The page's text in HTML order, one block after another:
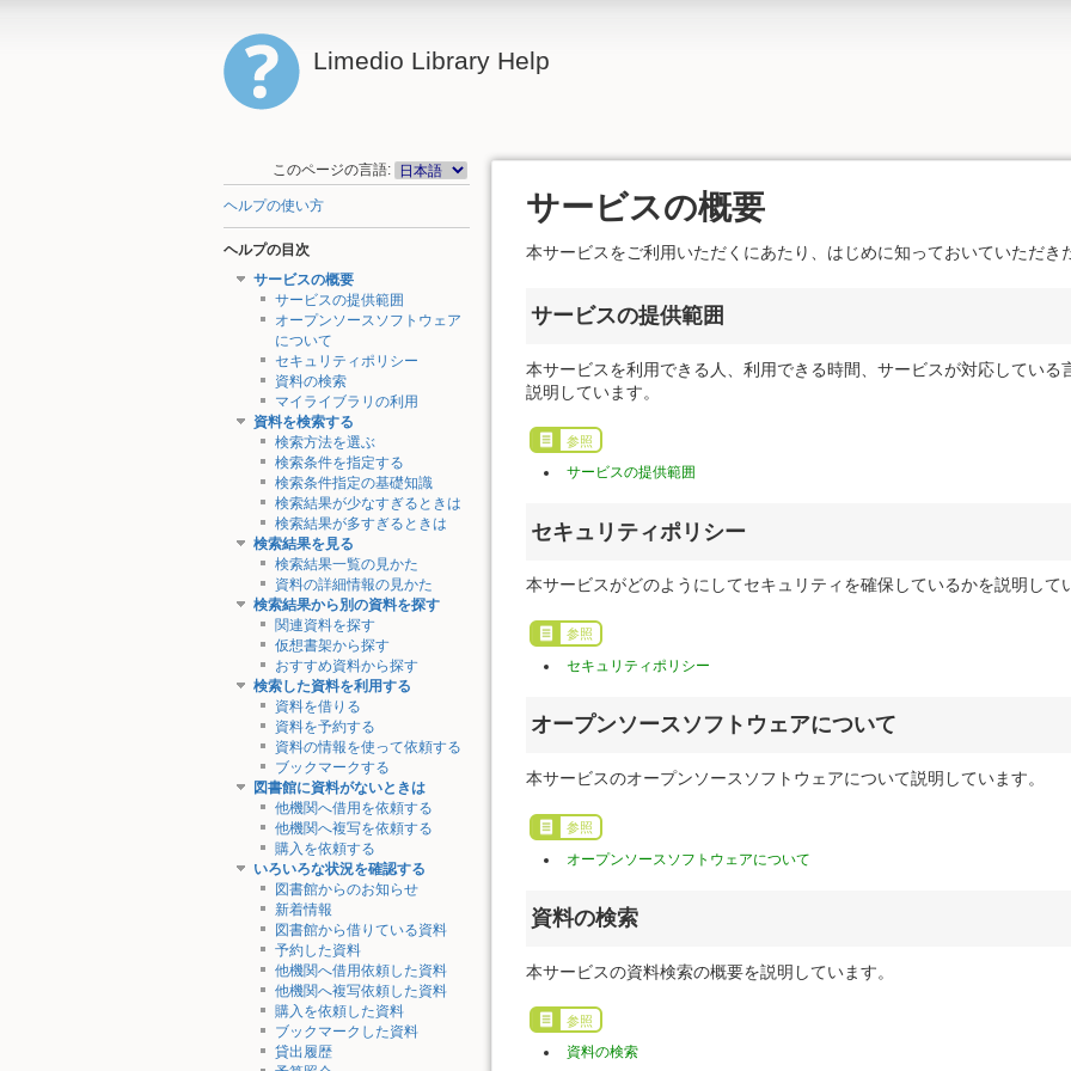
Limedio Library Help
このページの言語:
ヘルプの使い方
ヘルプの目次
サービスの概要
サービスの提供範囲
オープンソースソフトウェア
について
セキュリティポリシー
資料の検索
マイライブラリの利用
資料を検索する
検索方法を選ぶ
検索条件を指定する
検索条件指定の基礎知識
検索結果が少なすぎるときは
検索結果が多すぎるときは
検索結果を見る
検索結果一覧の見かた
資料の詳細情報の見かた
検索結果から別の資料を探す
関連資料を探す
仮想書架から探す
おすすめ資料から探す
検索した資料を利用する
資料を借りる
資料を予約する
資料の情報を使って依頼する
ブックマークする
図書館に資料がないときは
他機関へ借用を依頼する
他機関へ複写を依頼する
購入を依頼する
いろいろな状況を確認する
図書館からのお知らせ
新着情報
図書館から借りている資料
予約した資料
他機関へ借用依頼した資料
他機関へ複写依頼した資料
購入を依頼した資料
ブックマークした資料
貸出履歴
サービスの概要
本サービスをご利用いただくにあたり、はじめに知っておいていただき
サービスの提供範囲
本サービスを利用できる人、利用できる時間、サービスが対応してい
説明しています。
参照
サービスの提供範囲
セキュリティポリシー
本サービスがどのようにしてセキュリティを確保しているかを説明して
参照
セキュリティポリシー
オープンソースソフトウェアについて
本サービスのオープンソースソフトウェアについて説明しています。
参照
オープンソースソフトウェアについて
資料の検索
本サービスの資料検索の概要を説明しています。
参照
資料の検索